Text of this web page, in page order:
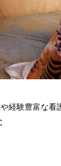
経験豊富な看